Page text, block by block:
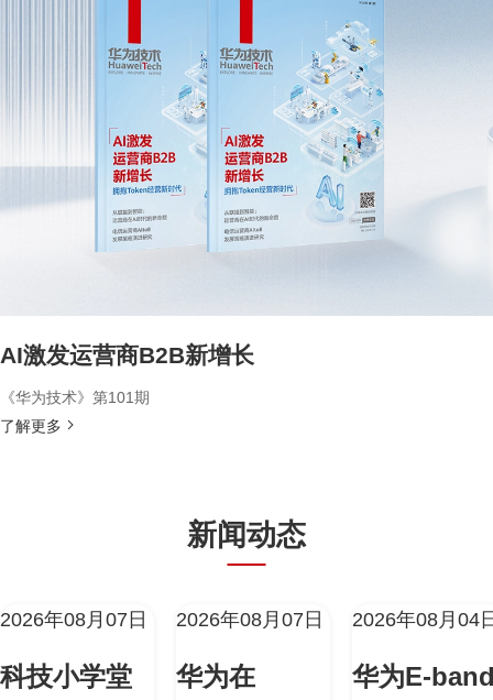
AI激发运营商B2B新增长
《华为技术》第101期
了解更多
新闻动态
2026年08月07日
科技小学堂
2026年08月07日
华为在
2026年08月04
华为E-